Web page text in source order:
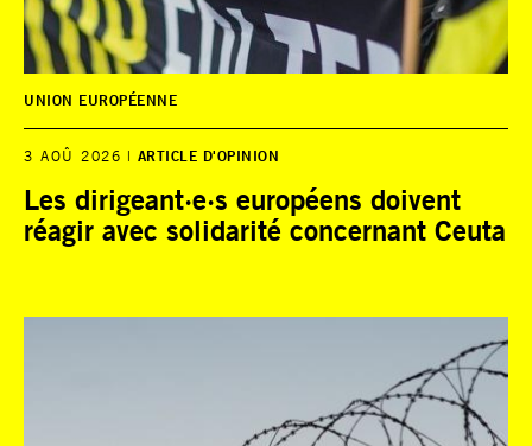
UNION EUROPÉENNE
3 AOÛ 2026 ARTICLE D'OPINION
Les dirigeant·e·s européens doivent
réagir avec solidarité concernant Ceuta